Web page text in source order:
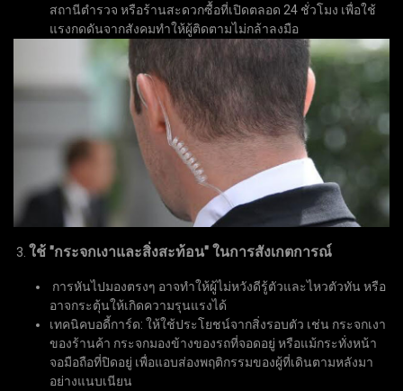
สถานีตำรวจ หรือร้านสะดวกซื้อที่เปิดตลอด 24 ชั่วโมง เพื่อใช้
แรงกดดันจากสังคมทำให้ผู้ติดตามไม่กล้าลงมือ
3. ใช้ "กระจกเงาและสิ่งสะท้อน" ในการสังเกตการณ์
การหันไปมองตรงๆ อาจทำให้ผู้ไม่หวังดีรู้ตัวและไหวตัวทัน หรือ
อาจกระตุ้นให้เกิดความรุนแรงได้
เทคนิคบอดี้การ์ด: ให้ใช้ประโยชน์จากสิ่งรอบตัว เช่น กระจกเงา
ของร้านค้า กระจกมองข้างของรถที่จอดอยู่ หรือแม้กระทั่งหน้า
จอมือถือที่ปิดอยู่ เพื่อแอบส่องพฤติกรรมของผู้ที่เดินตามหลังมา
อย่างแนบเนียน